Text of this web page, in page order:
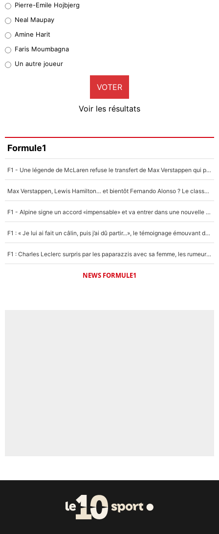
5%
1%
9%
Faris Moumbagna
4%
Un autre joueur
5%
Pierre-Emile Hojbjerg
Neal Maupay
Amine Harit
Faris Moumbagna
Un autre joueur
VOTER
Voir les résultats
Formule1
F1 - Une légende de McLaren refuse le transfert de Max Verstappen qui pourrait «faire des vagues» et plomber l'ambiance dans l'équipe
Max Verstappen, Lewis Hamilton… et bientôt Fernando Alonso ? Le classement des pilotes les mieux payés en Formule 1 risque de changer !
F1 - Alpine signe un accord «impensable» et va entrer dans une nouvelle dimension : Grande nouvelle pour Pierre Gasly !
F1 : « Je lui ai fait un câlin, puis j’ai dû partir...», le témoignage émouvant de Max Verstappen sur sa fille
F1 : Charles Leclerc surpris par les paparazzis avec sa femme, les rumeurs étaient vraies !
NEWS FORMULE1